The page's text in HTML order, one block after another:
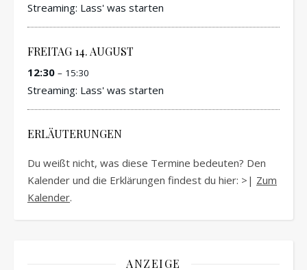
Streaming: Lass' was starten
FREITAG 14. AUGUST
12:30 – 15:30
Streaming: Lass' was starten
ERLÄUTERUNGEN
Du weißt nicht, was diese Termine bedeuten? Den
Kalender und die Erklärungen findest du hier: >| Zum
Kalender.
ANZEIGE